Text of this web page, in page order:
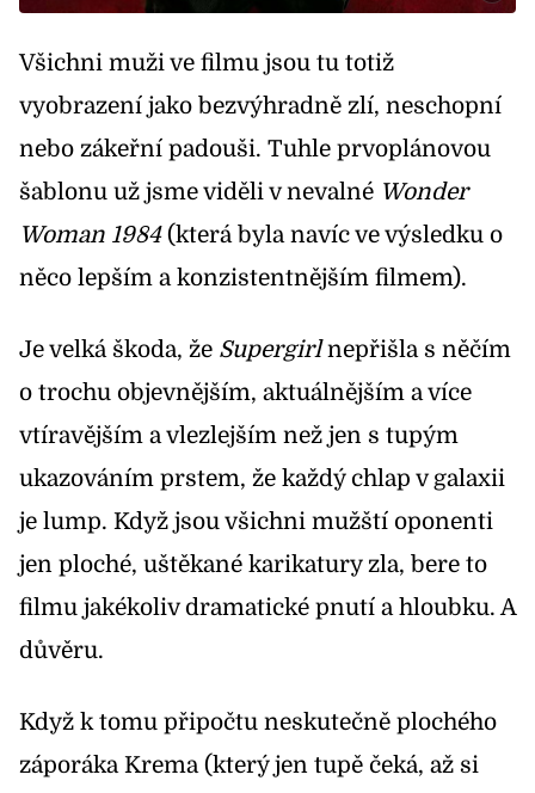
Všichni muži ve filmu jsou tu totiž
vyobrazení jako bezvýhradně zlí, neschopní
nebo zákeřní padouši. Tuhle prvoplánovou
šablonu už jsme viděli v nevalné Wonder
Woman 1984(která byla navíc ve výsledku o
něco lepším a konzistentnějším filmem).
Je velká škoda, že Supergirlnepřišla s něčím
o trochu objevnějším, aktuálnějším a více
vtíravějším a vlezlejším než jen s tupým
ukazováním prstem, že každý chlap v galaxii
je lump. Když jsou všichni mužští oponenti
jen ploché, uštěkané karikatury zla, bere to
filmu jakékoliv dramatické pnutí a hloubku. A
důvěru.
Když k tomu připočtu neskutečně plochého
záporáka Krema (který jen tupě čeká, až si